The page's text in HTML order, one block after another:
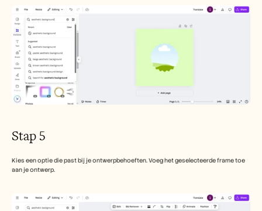
Stap 5
Kies een optie die past bij je ontwerpbehoeften. Voeg het geselecteerde frame toe
aan je ontwerp.